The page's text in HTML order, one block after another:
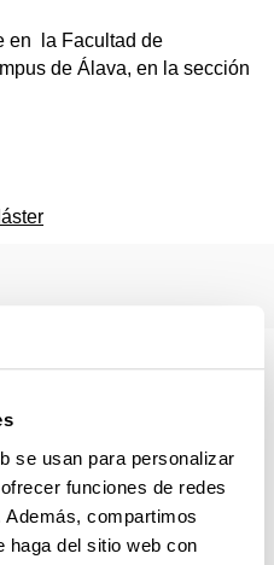
se usan para personalizar
funciones de redes
compartimos
haga del sitio web con
en la Facultad de
de Álava, en la sección